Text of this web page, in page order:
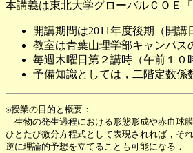
本講義は東北大学グローバルＣＯＥ
開講期間は2011年度後期（開
教室は青葉山理学部キャンパス
毎週木曜日第２講時（午前１０
予備知識としては，二階定数係
◎授業の目的と概要：
生物の発生過程における形態形成や赤血球
ひとたび微分方程式として表現されれば，そ
逆に理論的予想を立てることも可能になる．